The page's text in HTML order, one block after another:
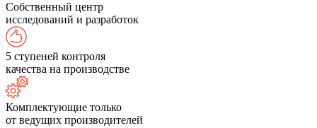
Собственный центр
исследований и разработок
5 ступеней контроля
качества на производстве
Комплектующие только
от ведущих производителей